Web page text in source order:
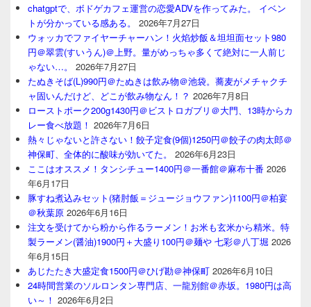
chatgptで、ボドゲカフェ運営の恋愛ADVを作ってみた。 イベン
トが分かっている感ある。
2026年7月27日
ウォッカでファイヤーチャーハン！火焰炒飯＆坦坦面セット980
円＠翠雲(すいうん)＠上野。量がめっちゃ多くて絶対に一人前じ
ゃない…。
2026年7月27日
たぬきそば(L)990円＠たぬきは飲み物＠池袋。蕎麦がメチャクチ
ャ固いんだけど、どこが飲み物なん！？ 2026年7月8日
ローストポーク200g1430円＠ビストロガブリ＠大門、13時からカ
レー食べ放題！ 2026年7月6日
熱々じゃないと許さない！餃子定食(9個)1250円＠餃子の肉太郎＠
神保町、全体的に酸味が効いてた。
2026年6月23日
ここはオススメ！タンシチュー1400円＠一番館＠麻布十番 2026
年6月17日
豚すね煮込みセット(猪肘飯＝ジュージョウファン)1100円＠柏宴
＠秋葉原 2026年6月16日
注文を受けてから粉から作るラーメン！お米も玄米から精米。特
製ラーメン(醤油)1900円＋大盛り100円＠麺や 七彩＠八丁堀 2026
年6月15日
あじたたき大盛定食1500円＠ひげ勘＠神保町 2026年6月10日
24時間営業のソルロンタン専門店、一龍別館＠赤坂。1980円は高
い～！ 2026年6月2日